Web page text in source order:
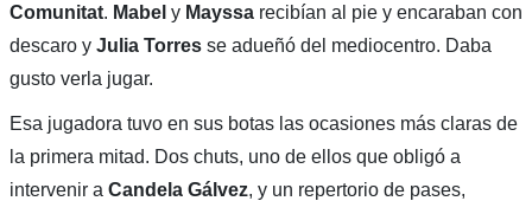
Comunitat. Mabel y Mayssarecibían al pie y encaraban con
descaro y Julia Torresse adueñó del mediocentro. Daba
gusto verla jugar.
Esa jugadora tuvo en sus botas las ocasiones más claras de
la primera mitad. Dos chuts, uno de ellos que obligó a
intervenir a Candela Gálvez, y un repertorio de pases,